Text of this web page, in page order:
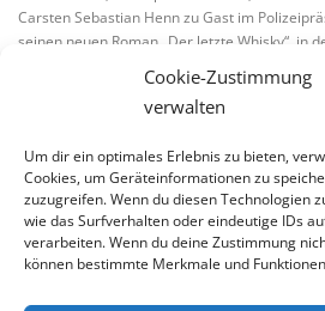
Cookie-Zustimmung
verwalten
Um dir ein optimales Erlebnis zu bieten,
Cookies, um Geräteinformationen zu
zuzugreifen. Wenn du diesen Technologien
wie das Surfverhalten oder eindeutige IDs
verarbeiten. Wenn du deine Zustimmung
können bestimmte Merkmale und
Carsten Sebastian Henn zu Gast im
seinen neuen Roman „Der letzte Whisky“, in
BLEIBE AUF DEM